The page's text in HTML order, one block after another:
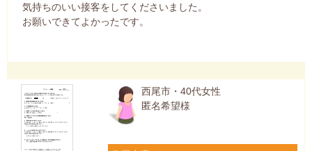
気持ちのいい接客をしてくださいました。
お願いできてよかったです。
西尾市・40代女性
匿名希望様